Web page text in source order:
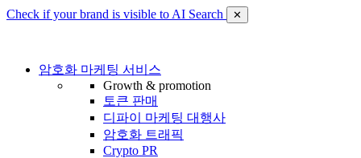
Check if your brand is visible to AI Search ✕
암호화 마케팅 서비스
Growth & promotion
토큰 판매
디파이 마케팅 대행사
암호화 트래픽
Crypto PR